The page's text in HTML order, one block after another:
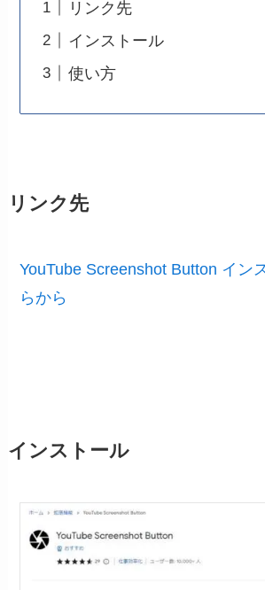
リンク先
インストール
使い方
リンク先
YouTube Screenshot Button イン
らから
インストール